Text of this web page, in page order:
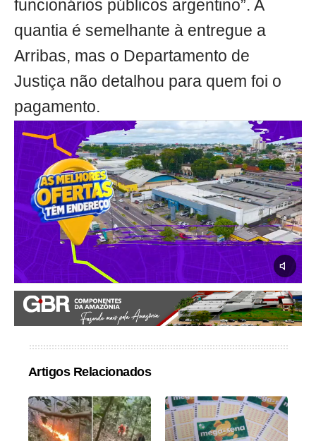
funcionários públicos argentino”. A
quantia é semelhante à entregue a
Arribas, mas o Departamento de
Justiça não detalhou para quem foi o
pagamento.
Artigos Relacionados